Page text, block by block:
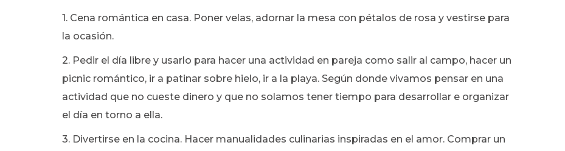
1. Cena romántica en casa. Poner velas, adornar la mesa con pétalos de rosa y vestirse para
la ocasión.
2. Pedir el día libre y usarlo para hacer una actividad en pareja como salir al campo, hacer un
picnic romántico, ir a patinar sobre hielo, ir a la playa. Según donde vivamos pensar en una
actividad que no cueste dinero y que no solamos tener tiempo para desarrollar e organizar
el día en torno a ella.
3. Divertirse en la cocina. Hacer manualidades culinarias inspiradas en el amor. Comprar un